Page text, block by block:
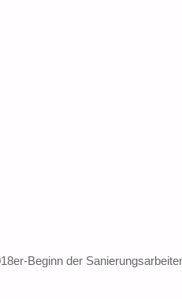
Beginn der